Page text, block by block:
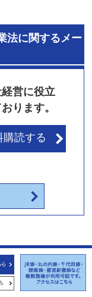
法に関するメー
営に役立
ります。
購読する